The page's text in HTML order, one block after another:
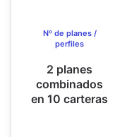
Nº de planes /
perfiles
2 planes
combinados
en 10 carteras